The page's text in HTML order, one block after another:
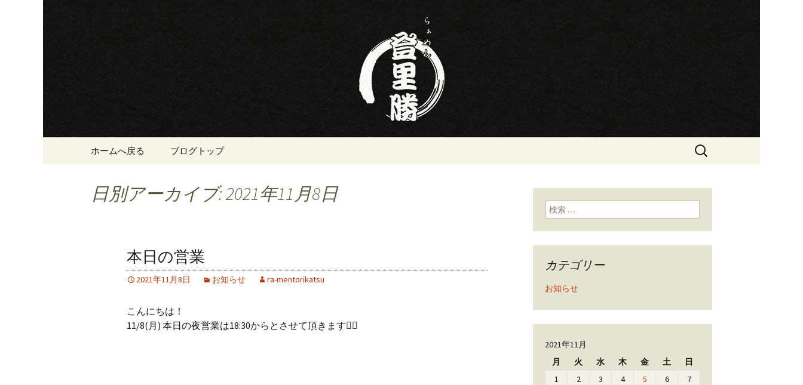
三重・桑名の寿司・ラーメン屋らぁめん
登里勝(とりかつ)のブログ
コンテンツへ移動
ホームへ戻る ブログトップ
検
日別アーカイブ: 2021年11月8日
本日の営業
2021年11月8日 お知らせ ra-mentorikatsu
こんにちは！
11/8(月) 本日の夜営業は18:30からとさせて頂きます🙇‍♂️
検索:
カテゴリー
お知らせ
2021年11月
月
火 水 木 金 土 日
1 2 3 4 5 6
7